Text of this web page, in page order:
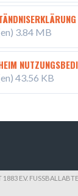
3.84 MB
43.56 KB
E.V.